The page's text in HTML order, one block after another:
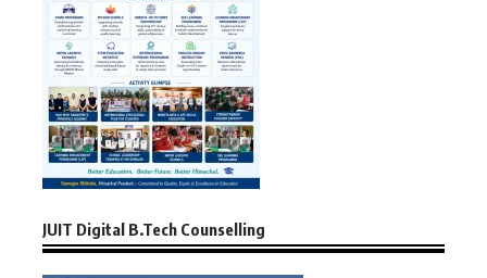
JUIT Digital B.Tech Counselling